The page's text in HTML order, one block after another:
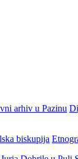
arhiv u Pazinu
biskupija